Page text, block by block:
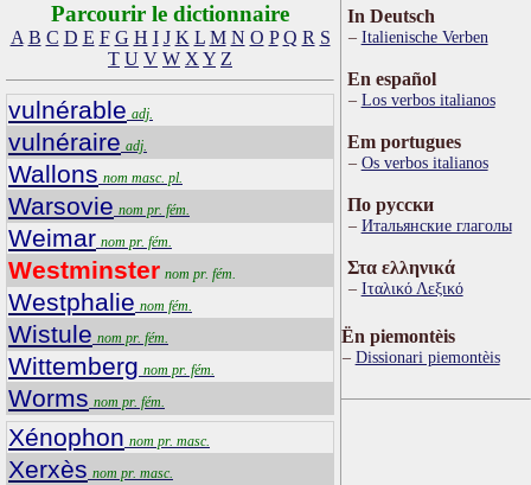
Parcourir le dictionnaire
A B C D E F G H I J K L M N O P Q R S
T U V W X Y Z
vulnérable adj.
vulnéraire adj.
Wallons nom masc. pl.
Warsovie nom pr. fém.
Weimar nom pr. fém.
Westminster nom pr. fém.
Westphalie nom fém.
Wistule nom pr. fém.
Wittemberg nom pr. fém.
Worms nom pr. fém.
Xénophon nom pr. masc.
Xerxès nom pr. masc.
In Deutsch
Italienische Verben
En español
Los verbos italianos
Em portugues
Os verbos italianos
По русски
Итальянские глаголы
Στα ελληνικά
Ιταλικό Λεξικό
Ën piemontèis
Dissionari piemontèis